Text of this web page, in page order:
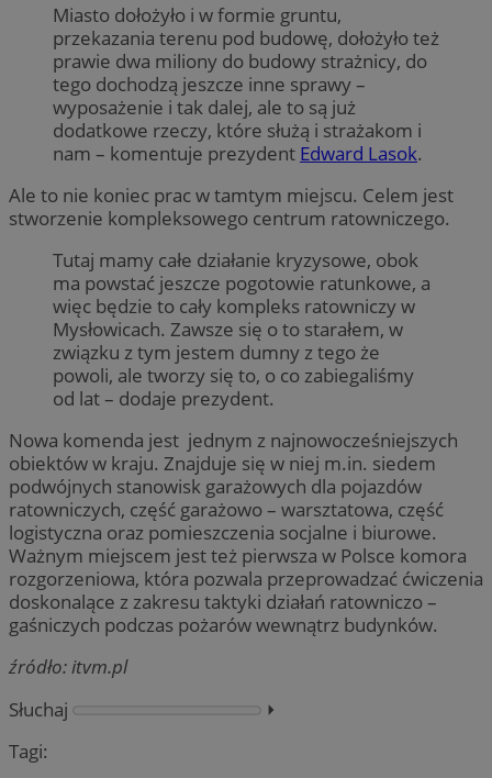
Miasto dołożyło i w formie gruntu,
przekazania terenu pod budowę, dołożyło też
prawie dwa miliony do budowy strażnicy, do
tego dochodzą jeszcze inne sprawy –
wyposażenie i tak dalej, ale to są już
dodatkowe rzeczy, które służą i strażakom i
nam – komentuje prezydent Edward Lasok.
Ale to nie koniec prac w tamtym miejscu. Celem jest
stworzenie kompleksowego centrum ratowniczego.
Tutaj mamy całe działanie kryzysowe, obok
ma powstać jeszcze pogotowie ratunkowe, a
więc będzie to cały kompleks ratowniczy w
Mysłowicach. Zawsze się o to starałem, w
związku z tym jestem dumny z tego że
powoli, ale tworzy się to, o co zabiegaliśmy
od lat – dodaje prezydent.
Nowa komenda jest jednym z najnowocześniejszych
obiektów w kraju. Znajduje się w niej m.in. siedem
podwójnych stanowisk garażowych dla pojazdów
ratowniczych, część garażowo – warsztatowa, część
logistyczna oraz pomieszczenia socjalne i biurowe.
Ważnym miejscem jest też pierwsza w Polsce komora
rozgorzeniowa, która pozwala przeprowadzać ćwiczenia
doskonalące z zakresu taktyki działań ratowniczo –
gaśniczych podczas pożarów wewnątrz budynków.
źródło: itvm.pl
Słuchaj
⏵︎
Tagi: